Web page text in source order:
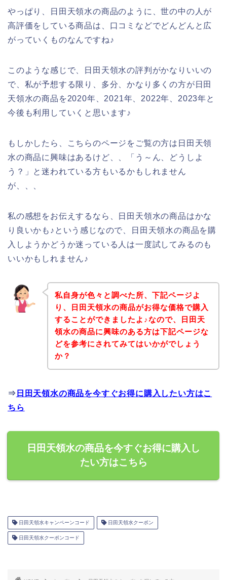
やっぱり、日田天領水の商品のように、世の中の人が
高評価をしている商品は、口コミなどでどんどんと広
がっていくものなんですね♪
このような感じで、日田天領水の評判がかなりいいの
で、私が予想する限り、多分、かなり多くの方が日田
天領水の商品を2020年、2021年、2022年、2023年と
今後も利用していくと思います♪
もしかしたら、こちらのページをご覧の方は日田天領
水の商品に興味はあるけど、、「う～ん、どうしよ
う？」と迷われている方もいるかもしれません
が、、、
私の感想をお伝えするなら、日田天領水の商品はかな
り良いかも♪という感じなので、日田天領水の商品を購
入しようかどうか迷っている人は一度試してみるのも
いいかもしれません♪
私自身が色々と調べた所、下記ページよ
り、日田天領水の商品がお得な価格で購入
することができましたよ♪なので、日田天
領水の商品に興味のある方は下記ページな
どを参考にされてみてはいかがでしょう
か？
⇒ 日田天領水の商品を今すぐお得に購入したい方はこ
ちら
日田天領水の商品を今すぐお得に購入し
たい方はこちら
日田天領水キャンペーンコード 日田天領水クーポン
日田天領水クーポンコード